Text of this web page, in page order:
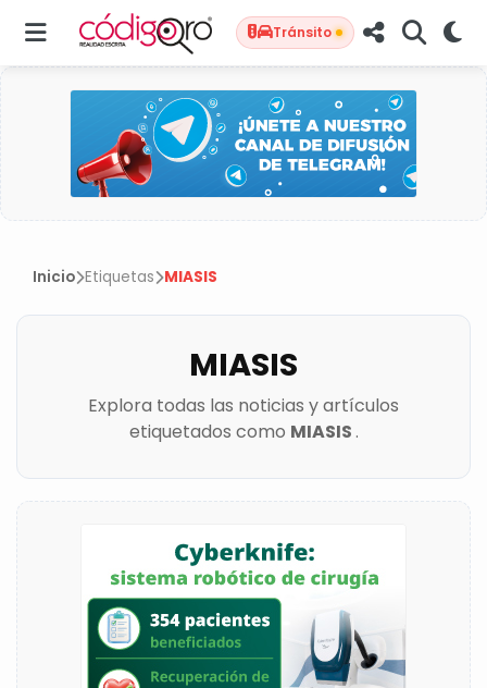
Tránsito
Inicio Etiquetas MIASIS
MIASIS
Explora todas las noticias y artículos
etiquetados como MIASIS.